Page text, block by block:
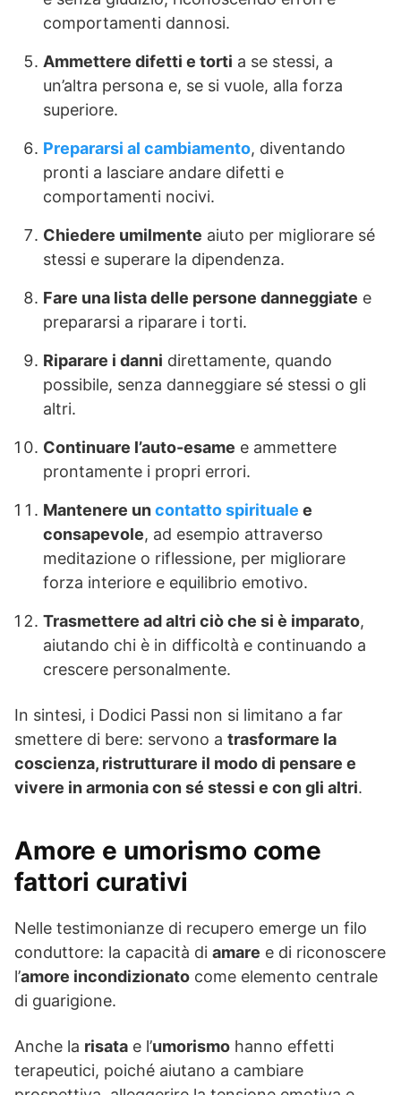
comportamenti dannosi.
Ammettere difetti e torti a se stessi, a
un’altra persona e, se si vuole, alla forza
superiore.
Prepararsi al cambiamento, diventando
pronti a lasciare andare difetti e
comportamenti nocivi.
Chiedere umilmente aiuto per migliorare sé
stessi e superare la dipendenza.
Fare una lista delle persone danneggiate e
prepararsi a riparare i torti.
Riparare i danni direttamente, quando
possibile, senza danneggiare sé stessi o gli
altri.
Continuare l’auto-esame e ammettere
prontamente i propri errori.
Mantenere uncontatto spirituale e
consapevole, ad esempio attraverso
meditazione o riflessione, per migliorare
forza interiore e equilibrio emotivo.
Trasmettere ad altri ciò che si è imparato,
aiutando chi è in difficoltà e continuando a
crescere personalmente.
In sintesi, i Dodici Passi non si limitano a far
smettere di bere: servono a trasformare la
coscienza, ristrutturare il modo di pensare e
vivere in armonia con sé stessi e con gli altri.
Amore e umorismo come
fattori curativi
Nelle testimonianze di recupero emerge un filo
conduttore: la capacità di amare e di riconoscere
l’amore incondizionato come elemento centrale
di guarigione.
Anche la risata e l’umorismo hanno effetti
terapeutici, poiché aiutano a cambiare